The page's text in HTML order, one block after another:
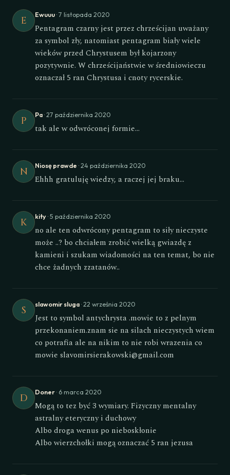
E Ewuuu· 7 listopada 2020
Pentagram czarny jest przez chrześcijan uważany
za symbol zły, natomiast pentagram biały wiele
wieków przed Chrystusem był kojarzony
pozytywnie. W chrześcijaństwie w średniowieczu
oznaczał 5 ran Chrystusa i cnoty rycerskie.
P Pa· 27 października 2020
tak ale w odwróconej formie…
N Niosę prawde · 24 października 2020
Ehhh gratuluję wiedzy, a raczej jej braku…
K kity· 5 października 2020
no ale ten odwrócony pentagram to siły nieczyste
może ..? bo chciałem zrobić wielką gwiazdę z
kamieni i szukam wiadomości na ten temat, bo nie
chce żadnych zzatanów..
S slawomir sluga· 22 września 2020
Jest to symbol antychrysta .mowie to z pelnym
przekonaniem.znam sie na silach nieczystych wiem
co potrafia ale na nikim to nie robi wrazenia co
mowie slavomirsierakowski@gmail.com
D Doner· 6 marca 2020
Mogą to tez być 3 wymiary. Fizyczny mentalny
astralny eteryczny i duchowy
Albo droga wenus po nieboskłonie
Albo wierzchołki mogą oznaczać 5 ran jezusa